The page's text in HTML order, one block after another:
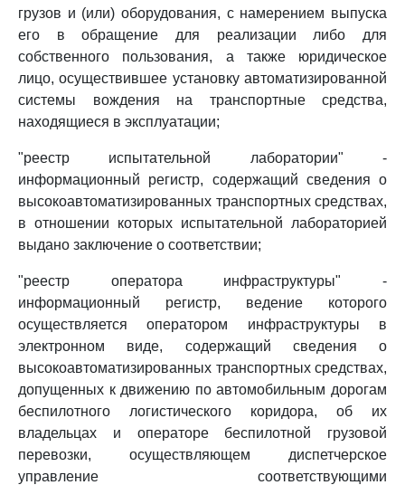
грузов и (или) оборудования, с намерением выпуска
его в обращение для реализации либо для
собственного пользования, а также юридическое
лицо, осуществившее установку автоматизированной
системы вождения на транспортные средства,
находящиеся в эксплуатации;
"реестр испытательной лаборатории" -
информационный регистр, содержащий сведения о
высокоавтоматизированных транспортных средствах,
в отношении которых испытательной лабораторией
выдано заключение о соответствии;
"реестр оператора инфраструктуры" -
информационный регистр, ведение которого
осуществляется оператором инфраструктуры в
электронном виде, содержащий сведения о
высокоавтоматизированных транспортных средствах,
допущенных к движению по автомобильным дорогам
беспилотного логистического коридора, об их
владельцах и операторе беспилотной грузовой
перевозки, осуществляющем диспетчерское
управление соответствующими